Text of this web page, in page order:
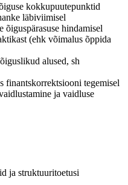
kokkupuutepunktid
läbiviimisel
hindamisel
(ehk võimalus õppida
alused, sh
finantskorrektsiooni tegemisel
ja vaidluse
ja struktuuritoetusi